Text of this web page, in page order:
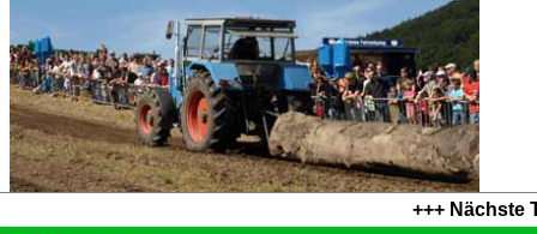
+++ Nächste